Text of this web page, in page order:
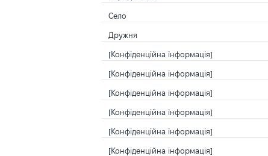
Село
Дружня
[Конфіденційна інформація]
[Конфіденційна інформація]
[Конфіденційна інформація]
[Конфіденційна інформація]
[Конфіденційна інформація]
[Конфіденційна інформація]